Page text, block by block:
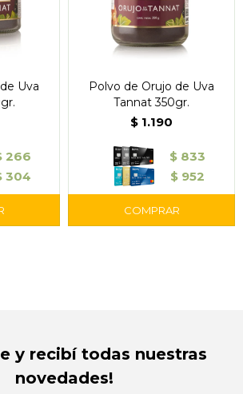
Uva
266
304
Polvo de Orujo de Uva
Tannat 350gr.
$ 1.190
$ 833
$ 952
y recibí todas nuestras
novedades!